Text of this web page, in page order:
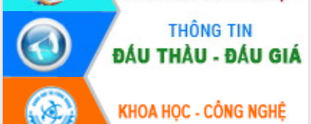
Hội nghị Ban Chấp hành Đảng bộ tỉnh
Đắk Lắk lần thứ 2 (mở rộng)
Tập trung giải phóng mặt bằng, đẩy
nhanh tiến độ Tuyến đường bộ ven
biển
Gỡ khó, khởi công xây dựng, sửa chữa
toàn bộ nhà ở cho hộ dân đúng tiến độ
đề ra